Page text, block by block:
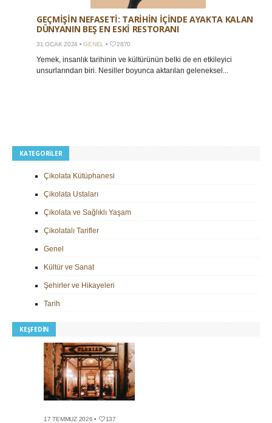
GEÇMIŞIN NEFASETI: TARIHIN İÇINDE AYAKTA KALAN
DÜNYANIN BEŞ EN ESKI RESTORANI
31 OCAK 2024 •GENEL • 2870
Yemek, insanlık tarihinin ve kültürünün belki de en etkileyici
unsurlarından biri. Nesiller boyunca aktarılan geleneksel...
KATEGORILER
Çikolata Kütüphanesi
Çikolata Ustaları
Çikolata ve Sağlıklı Yaşam
Çikolatalı Tarifler
Genel
Kültür ve Sanat
Şehirler ve Hikayeleri
Tarih
KEŞFEDIN
17 TEMMUZ 2026 • 137